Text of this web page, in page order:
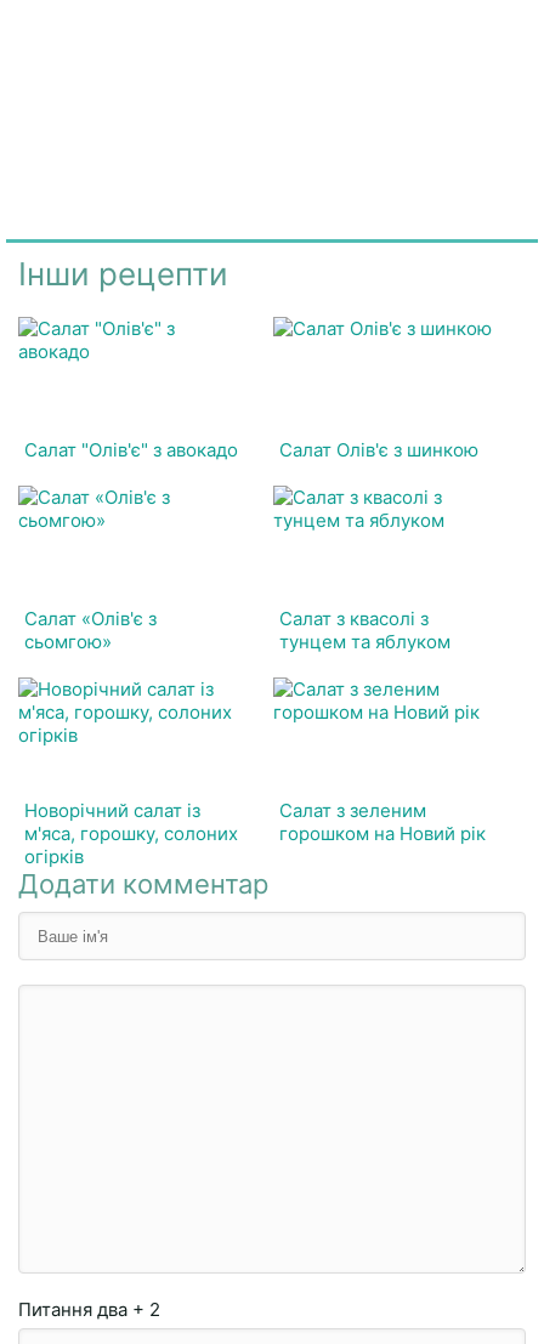
Інши рецепти
Салат "Олів'є" з авокадо Салат Олів'є з шинкою
Салат «Олів'є з
сьомгою»
Салат з квасолі з
тунцем та яблуком
Новорічний салат із
м'яса, горошку, солоних
огірків
Салат з зеленим
горошком на Новий рік
Додати комментар
Питання два + 2